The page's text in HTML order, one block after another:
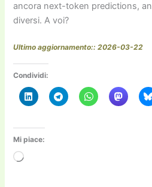
ancora next-token predictions,
diversi. A voi?
Ultimo aggiornamento:: 2026-03-22
Condividi:
Mi piace:
Caricamento